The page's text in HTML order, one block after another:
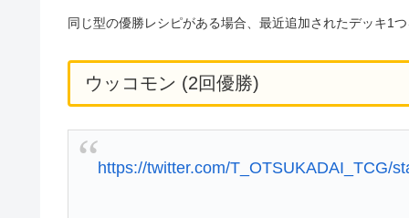
同じ型の優勝レシピがある場合、最近追加されたデッキ1
ウッコモン (2回優勝)
https://twitter.com/T_OTSUKADAI_TCG/